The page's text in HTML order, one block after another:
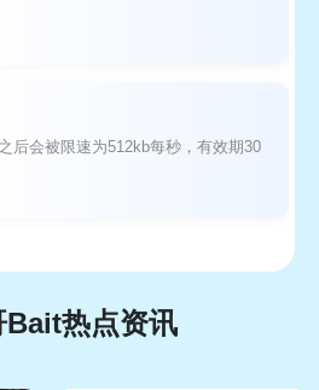
后会被限速为512kb每秒，有效期30
Bait热点资讯